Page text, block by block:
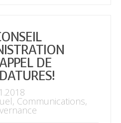
DE
, Communications,